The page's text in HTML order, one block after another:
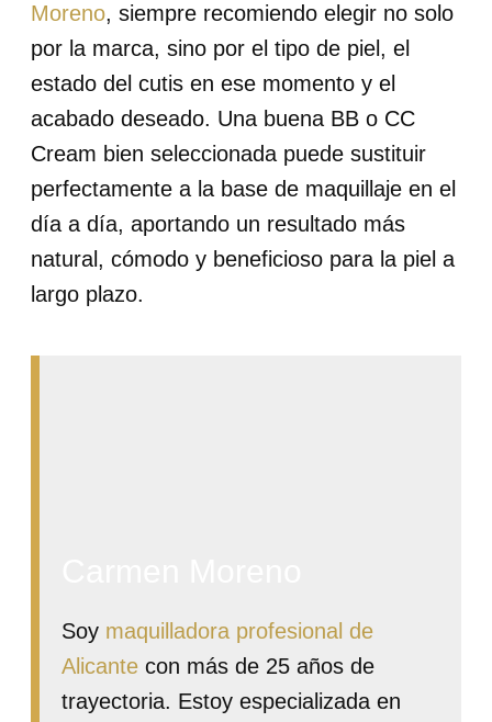
Moreno, siempre recomiendo elegir no solo
por la marca, sino por el tipo de piel, el
estado del cutis en ese momento y el
acabado deseado. Una buena BB o CC
Cream bien seleccionada puede sustituir
perfectamente a la base de maquillaje en el
día a día, aportando un resultado más
natural, cómodo y beneficioso para la piel a
largo plazo.
Soy maquilladora profesional de
Alicante con más de 25 años de
trayectoria. Estoy especializada en